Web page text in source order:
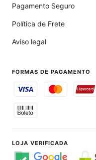
Pagamento Seguro
Política de Frete
Aviso legal
FORMAS DE PAGAMENTO
LOJA VERIFICADA